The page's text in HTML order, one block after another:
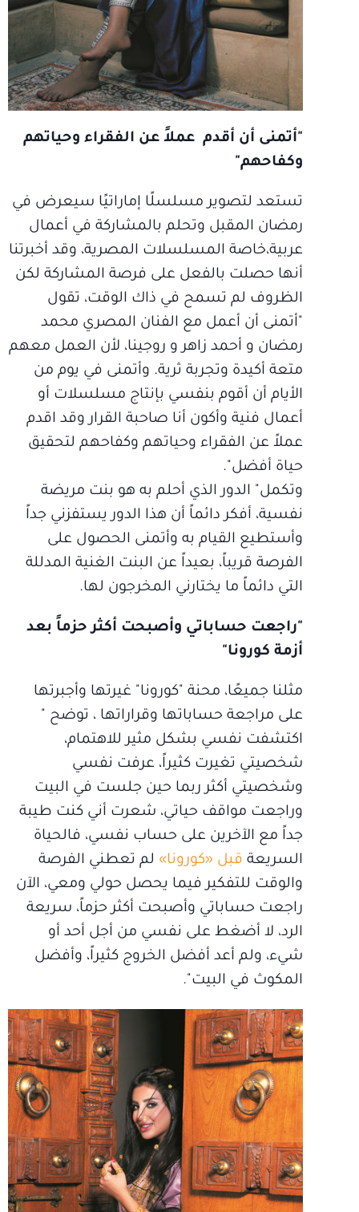
"أتمنى أن أقدم عملاً عن الفقراء وحياتهم
وكفاحهم"
تستعد لتصوير مسلسلًا إماراتيًا سيعرض في
رمضان المقبل وتحلم بالمشاركة في أعمال
عربية،خاصة المسلسلات المصرية، وقد أخبرتنا
أنها حصلت بالفعل على فرصة المشاركة لكن
الظروف لم تسمح في ذاك الوقت، تقول
"أتمنى أن أعمل مع الفنان المصري محمد
رمضان و أحمد زاهر و روجينا، لأن العمل معهم
متعة أكيدة وتجربة ثرية. وأتمنى في يوم من
الأيام أن أقوم بنفسي بإنتاج مسلسلات أو
أعمال فنية وأكون أنا صاحبة القرار وقد اقدم
عملاً عن الفقراء وحياتهم وكفاحهم لتحقيق
حياة أفضل".
وتكمل" الدور الذي أحلم به هو بنت مريضة
نفسية، أفكر دائماً أن هذا الدور يستفزني جداً
وأستطيع القيام به وأتمنى الحصول على
الفرصة قريباً، بعيداً عن البنت الغنية المدللة
التي دائماً ما يختارني المخرجون لها.
"راجعت حساباتي وأصبحت أكثر حزماً بعد
أزمة كورونا"
مثلنا جميعًا، محنة "كورونا" غيرتها وأجبرتها
على مراجعة حساباتها وقراراتها ، توضح "
اكتشفت نفسي بشكل مثير للاهتمام،
شخصيتي تغيرت كثيراً، عرفت نفسي
وشخصيتي أكثر ربما حين جلست في البيت
وراجعت مواقف حياتي، شعرت أني كنت طيبة
جداً مع الآخرين على حساب نفسي، فالحياة
السريعة قبل «كورونا» لم تعطني الفرصة
والوقت للتفكير فيما يحصل حولي ومعي، الآن
راجعت حساباتي وأصبحت أكثر حزماً، سريعة
الرد، لا أضغط على نفسي من أجل أحد أو
شيء، ولم أعد أفضل الخروج كثيراً، وأفضل
المكوث في البيت".